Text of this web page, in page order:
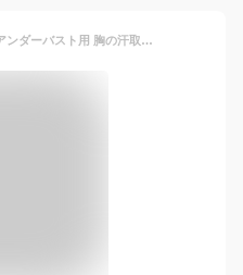
【3枚セット】汗取りバッド アンダーバスト用 胸の汗取りパッド 汗取りシート 繰り返し 洗える 汗止めバンド 汗取りインナー 汗取り 消臭 アンダーブラパッド 胸下 汗取りシート 多汗 止め シール 汗染み 汗吸収ライナー 汗染み対策 夏 一年中兼用